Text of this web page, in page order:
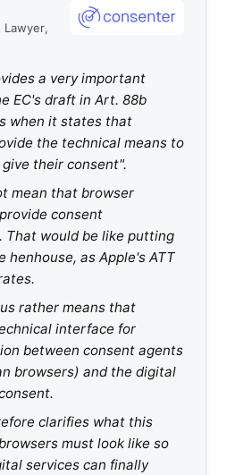
Lawyer,
a very important
EC's draft in Art. 88b
when it states that
the technical means to
their consent".
mean that browser
consent
That would be like putting
henhouse, as Apple's ATT
rather means that
interface for
between consent agents
browsers) and the digital
clarifies what this
must look like so
services can finally